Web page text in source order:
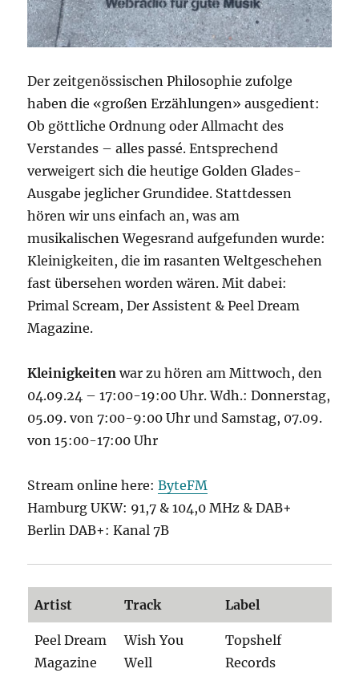
Der zeitgenössischen Philosophie zufolge
haben die «großen Erzählungen» ausgedient:
Ob göttliche Ordnung oder Allmacht des
Verstandes – alles passé. Entsprechend
verweigert sich die heutige Golden Glades-
Ausgabe jeglicher Grundidee. Stattdessen
hören wir uns einfach an, was am
musikalischen Wegesrand aufgefunden wurde:
Kleinigkeiten, die im rasanten Weltgeschehen
fast übersehen worden wären. Mit dabei:
Primal Scream, Der Assistent & Peel Dream
Magazine.
Kleinigkeitenwar zu hören am Mittwoch, den
04.09.24 – 17:00-19:00 Uhr. Wdh.: Donnerstag,
05.09. von 7:00-9:00 Uhr und Samstag, 07.09.
von 15:00-17:00 Uhr
Stream online here:ByteFM
Hamburg UKW: 91,7 & 104,0 MHz & DAB+
Berlin DAB+: Kanal 7B
Artist Track Label
Peel Dream
Magazine
Wish You
Well
Topshelf
Records